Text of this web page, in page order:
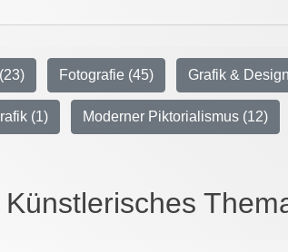
Fotografie (45) Grafik &
(1) Moderner Piktorialismus (12)
Künstlerisches